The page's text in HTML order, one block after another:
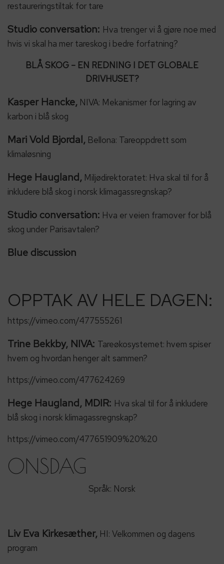
restaureringstiltak for tare
Studio conversation: Hva trenger vi å gjøre noe med
hvis vi skal ha mer tareskog i bedre forfatning?
BLÅ SKOG – EN REDNING I DET GLOBALE
DRIVHUSET?
Kasper Hancke, NIVA: Mekanismer for lagring av
karbon i blå skog
Mari Vold Bjordal, Bellona: Tareoppdrett som
klimaløsning
Hege Haugland, Miljødirektoratet: Hva skal til for å
inkludere blå skog i norsk klimagassregnskap?
Studio conversation: Hva er veien framover for blå
skog under Parisavtalen?
Blue discussion
OPPTAK AV HELE DAGEN:
https://vimeo.com/477555261
Trine Bekkby, NIVA: Tareøkosystemet: hvem spiser
hvem og hvordan henger alt sammen?
https://vimeo.com/477624269
Hege Haugland, MDIR: Hva skal til for å inkludere
blå skog i norsk klimagassregnskap?
https://vimeo.com/477651909%20%20
ONSDAG
Språk: Norsk
Liv Eva Kirkesæther, HI: Velkommen og dagens
program